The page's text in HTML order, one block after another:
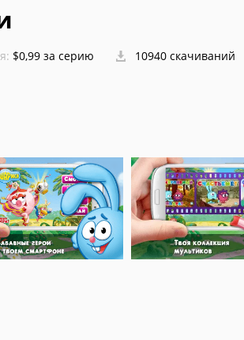
$0,99 за серию 10940 скачиваний